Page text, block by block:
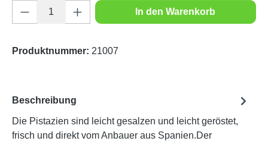
Produkt Anzahl: Gib den gewünschten
In den Warenkorb
Produktnummer: 21007
Beschreibung
Die Pistazien sind leicht gesalzen und leicht geröstet,
frisch und direkt vom Anbauer aus Spanien.Der